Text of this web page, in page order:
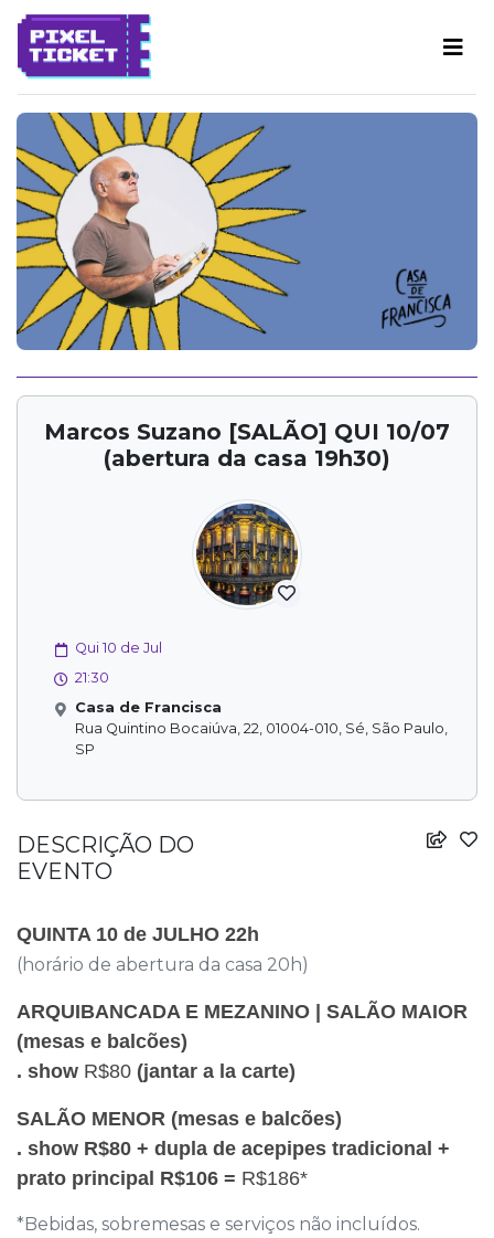
Marcos Suzano [SALÃO] QUI 10/07
(abertura da casa 19h30)
Qui 10 de Jul
21:30
Casa de Francisca
Rua Quintino Bocaiúva, 22, 01004-010, Sé, São Paulo,
SP
DESCRIÇÃO DO
EVENTO
QUINTA 10 de JULHO 22h
(horário de abertura da casa 20h)
ARQUIBANCADA E MEZANINO | SALÃO MAIOR
(mesas e balcões)
. show R$80 (jantar a la carte)
SALÃO MENOR (mesas e balcões)
. show R$80 + dupla de acepipes tradicional +
prato principal R$106 = R$186*
*Bebidas, sobremesas e serviços não incluídos.